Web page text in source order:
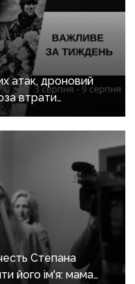
атак, дроновий
втрати
Олексієм Юковим:
Степана
його ім'я: мама